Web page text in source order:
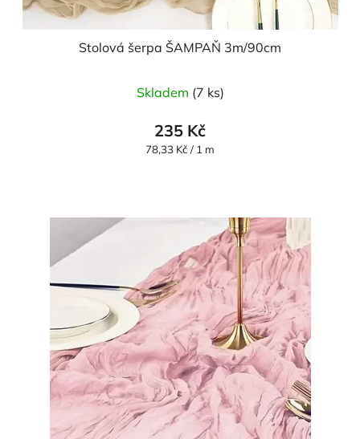
Stolová šerpa ŠAMPAŇ 3m/90cm
Skladem (7 ks)
235 Kč
Měrná
78,33 Kč / 1 m